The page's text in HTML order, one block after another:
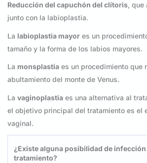
Reducción del capuchón del clítoris, que
junto con la labioplastia.
La labioplastia mayor es un
tamaño y la forma de los labios mayores.
La monsplastia es un procedimiento que
abultamiento del monte de Venus.
La vaginoplastia es una alternativa al
el objetivo principal del tratamiento es el
vaginal.
¿Existe alguna posibilidad de
tratamiento?